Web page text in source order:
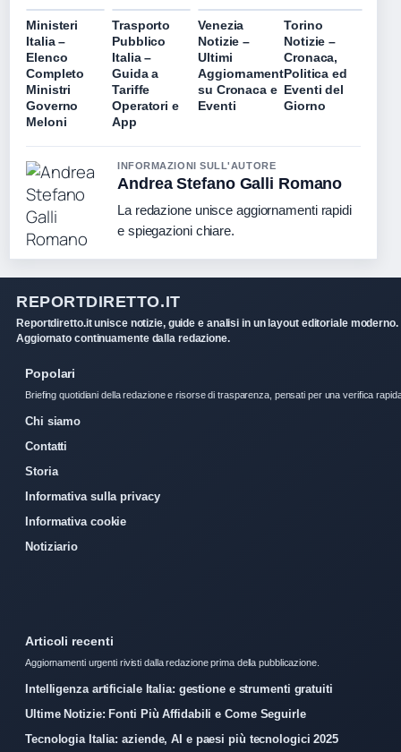
Ministeri
Italia –
Elenco
Completo
Ministri
Governo
Meloni
Trasporto
Pubblico
Italia –
Guida a
Tariffe
Operatori e
App
Venezia
Notizie –
Ultimi
Aggiornamenti
su Cronaca e
Eventi
Torino
Notizie –
Cronaca,
Politica ed
Eventi del
Giorno
INFORMAZIONI SULL'AUTORE
Andrea Stefano Galli Romano
La redazione unisce aggiornamenti rapidi
e spiegazioni chiare.
REPORTDIRETTO.IT
Reportdiretto.it unisce notizie, guide e analisi in un layout editoriale moderno.
Aggiornato continuamente dalla redazione.
Popolari
Briefing quotidiani della redazione e risorse di trasparenza, pensati per una verifica
Chi siamo
Contatti
Storia
Informativa sulla privacy
Informativa cookie
Notiziario
Articoli recenti
Aggiornamenti urgenti rivisti dalla redazione prima della pubblicazione.
Intelligenza artificiale Italia: gestione e strumenti gratuiti
Ultime Notizie: Fonti Più Affidabili e Come Seguirle
Tecnologia Italia: aziende, AI e paesi più tecnologici 2025